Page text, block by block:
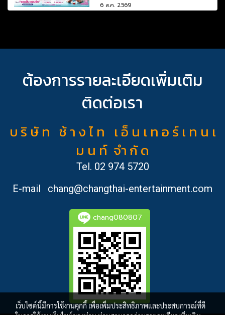
6 ส.ค. 2569
ต้องการรายละเอียดเพิ่มเติม
ติดต่อเรา
บ ริ ษั ท ช้ า ง ไ ท เ อ็ น เ ท อ ร์ เ ท น เ
ม น ท์ จำ กั ด
Tel. 02 974 5720
E-mail
chang@changthai-entertainment.com
chang080807
เว็บไซต์นี้มีการใช้งานคุกกี้ เพื่อเพิ่มประสิทธิภาพและประสบการณ์ที่ดี